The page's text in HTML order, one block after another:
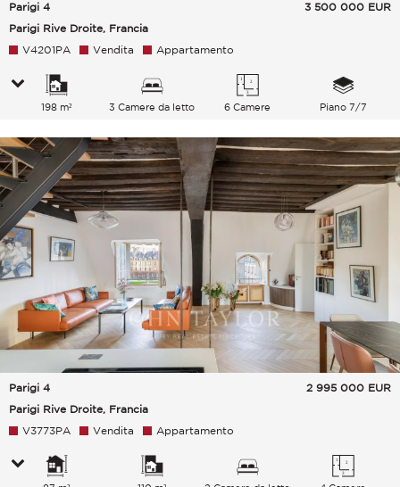
Parigi 4
Parigi Rive Droite, Francia
3 500 000 EUR
V4201PA Vendita Appartamento
198 m² 3 Camere da letto 6 Camere Piano 7/7
Parigi 4
Parigi Rive Droite, Francia
2 995 000 EUR
V3773PA Vendita Appartamento